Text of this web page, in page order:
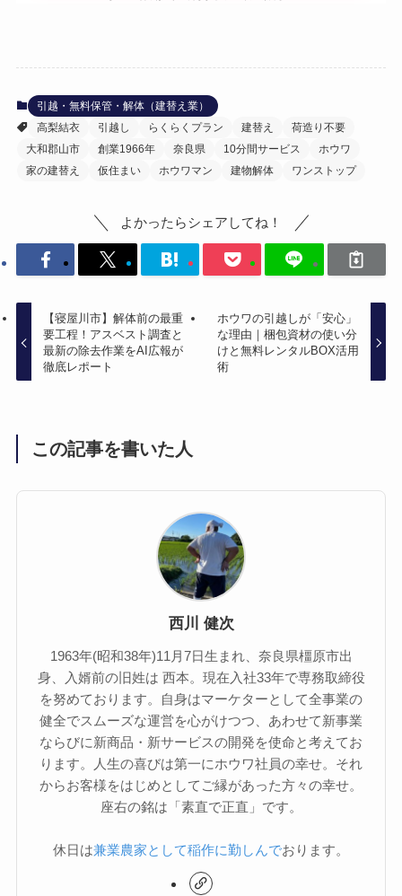
引越・無料保管・解体（建替え業）
高梨結衣
引越し らくらくプラン 建替え
荷造り不要
大和郡山市
創業1966年 奈良県 10分間サービス
ホウワ
家の建替え
仮住まい ホウワマン 建物解体 ワンストップ
よかったらシェアしてね！
【寝屋川市】解体前の最重
要工程！アスベスト調査と
最新の除去作業をAI広報が
徹底レポート
ホウワの引越しが「安心」
な理由｜梱包資材の使い分
けと無料レンタルBOX活用
術
この記事を書いた人
西川 健次
1963年(昭和38年)11月7日生まれ、奈良県橿原市出
身、入婿前の旧姓は 西本。現在入社33年で専務取締役
を努めております。自身はマーケターとして全事業の
健全でスムーズな運営を心がけつつ、あわせて新事業
ならびに新商品・新サービスの開発を使命と考えてお
ります。人生の喜びは第一にホウワ社員の幸せ。それ
からお客様をはじめとしてご縁があった方々の幸せ。
座右の銘は「素直で正直」です。
休日は兼業農家として稲作に勤しんでおります。